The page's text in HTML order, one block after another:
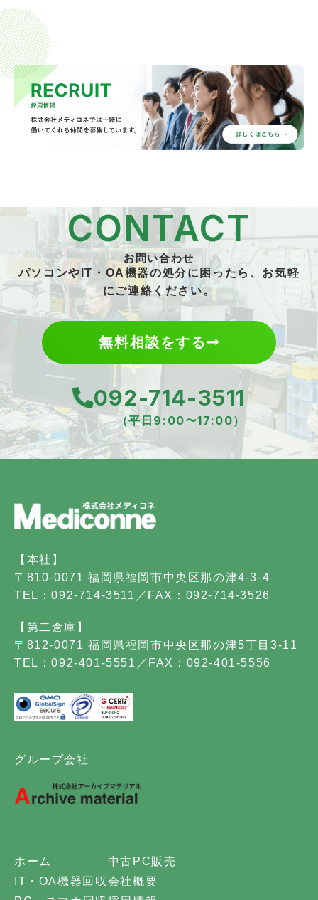
CONTACT
お問い合わせ
パソコンやIT・OA機器の処分に困ったら、お気軽
にご連絡ください。
無料相談をする
092-714-3511
（平日9:00〜17:00）
【本社】
〒810-0071 福岡県福岡市中央区那の津4-3-4
TEL：092-714-3511／FAX：092-714-3526
【第二倉庫】
〒812-0071 福岡県福岡市中央区那の津5丁目3-11
TEL：092-401-5551／FAX：092-401-5556
グループ会社
ホーム
IT・OA機器回収
中古PC販売
会社概要